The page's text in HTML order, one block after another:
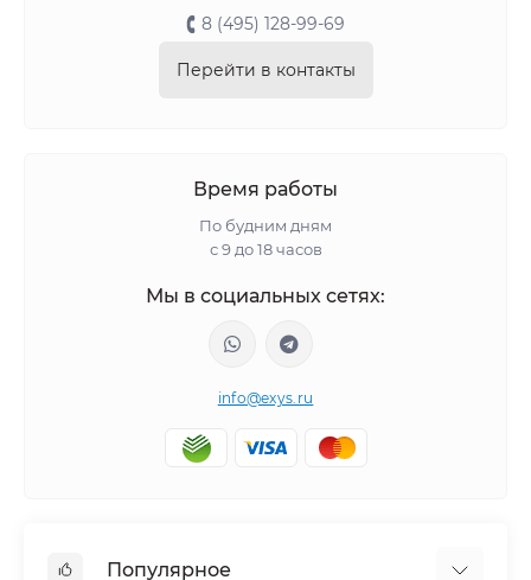
8 (495) 128-99-69
Перейти в контакты
Время работы
По будним дням
с 9 до 18 часов
Мы в социальных сетях:
info@exys.ru
Популярное